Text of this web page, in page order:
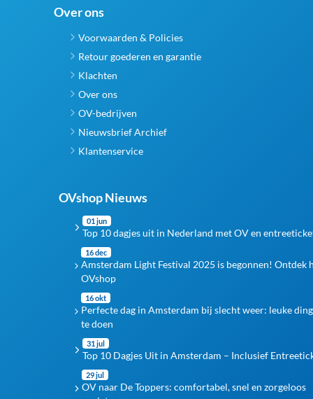
Over ons
Voorwaarden & Policies
Retour goederen en garantie
Klachten
Over ons
OV-bedrijven
Nieuwsbrief Archief
Klantenservice
OVshop Nieuws
01 jun
Top 10 dagjes uit in Nederland met OV en
16 dec
Amsterdam Light Festival 2025 is begonnen! Ontdek
OVshop
16 okt
Perfecte dag in Amsterdam bij slecht weer: leuke
te doen
31 jul
Top 10 Dagjes Uit in Amsterdam – Inclusief
29 jul
OV naar De Toppers: comfortabel, snel en zorgeloos